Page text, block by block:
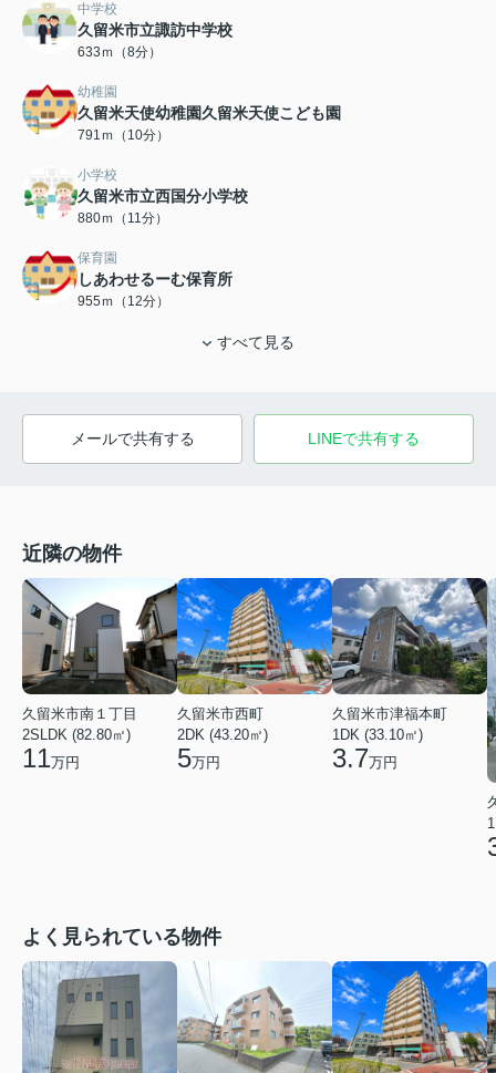
中学校
久留米市立諏訪中学校
633ｍ（8分）
幼稚園
久留米天使幼稚園久留米天使こども園
791ｍ（10分）
小学校
久留米市立西国分小学校
880ｍ（11分）
保育園
しあわせるーむ保育所
955ｍ（12分）
すべて見る
メールで共有する LINEで共有する
近隣の物件
久留米市南１丁目
2SLDK (82.80㎡)
11万円
久留米市西町
2DK (43.20㎡)
5万円
久留米市津福本町
1DK (33.10㎡)
3.7万円
よく見られている物件